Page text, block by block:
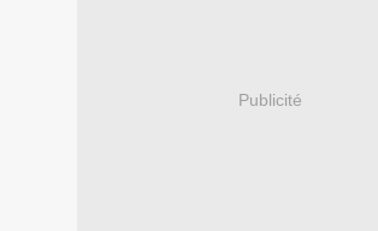
Publicité